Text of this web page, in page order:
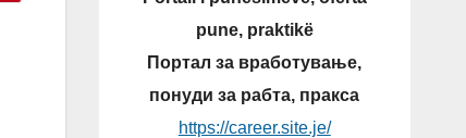
pune, praktikë
Портал за вработување,
понуди за рабта, пракса
https://career.site.je/